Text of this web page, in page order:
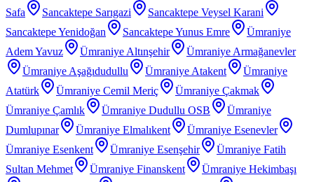
Safa
Sancaktepe Sarıgazi
Sancaktepe Veysel Karani
Sancaktepe Yenidoğan
Sancaktepe Yunus Emre
Ümraniye
Adem Yavuz
Ümraniye Altınşehir
Ümraniye Armağanevler
Ümraniye Aşağıdudullu
Ümraniye Atakent
Ümraniye
Atatürk
Ümraniye Cemil Meriç
Ümraniye Çakmak
Ümraniye Çamlık
Ümraniye Dudullu OSB
Ümraniye
Dumlupınar
Ümraniye Elmalıkent
Ümraniye Esenevler
Ümraniye Esenkent
Ümraniye Esenşehir
Ümraniye Fatih
Sultan Mehmet
Ümraniye Finanskent
Ümraniye Hekimbaşı